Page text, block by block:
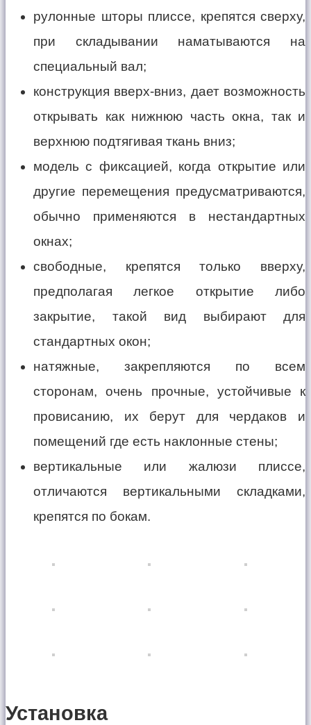
рулонные шторы плиссе, крепятся сверху,
при складывании наматываются на
специальный вал;
конструкция вверх-вниз, дает возможность
открывать как нижнюю часть окна, так и
верхнюю подтягивая ткань вниз;
модель с фиксацией, когда открытие или
другие перемещения предусматриваются,
обычно применяются в нестандартных
окнах;
свободные, крепятся только вверху,
предполагая легкое открытие либо
закрытие, такой вид выбирают для
стандартных окон;
натяжные, закрепляются по всем
сторонам, очень прочные, устойчивые к
провисанию, их берут для чердаков и
помещений где есть наклонные стены;
вертикальные или жалюзи плиссе,
отличаются вертикальными складками,
крепятся по бокам.
Установка